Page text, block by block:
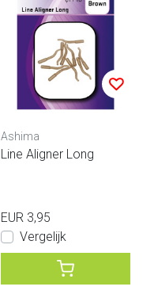
Ashima
Line Aligner Long
EUR 3,95
Vergelijk